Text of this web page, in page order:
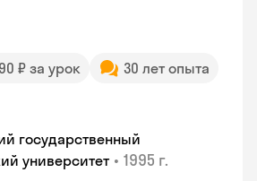
₽ за урок
30 лет опыта
государственный
университет • 1995 г.